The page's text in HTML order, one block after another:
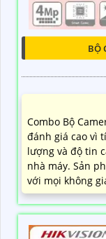
BỘ
Combo Bộ
đánh giá cao vì
lượng và độ tin
nhà máy. Sản
với mọi không